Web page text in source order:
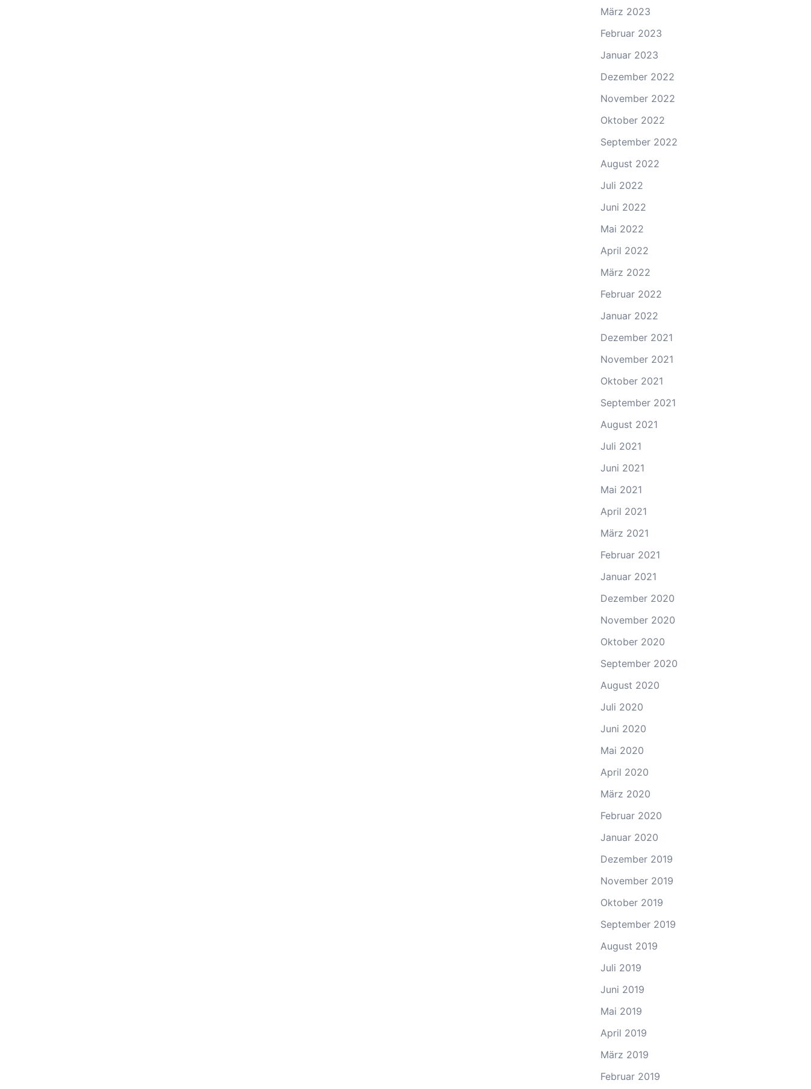
März 2023
Februar 2023
Januar 2023
Dezember 2022
November 2022
Oktober 2022
September 2022
August 2022
Juli 2022
Juni 2022
Mai 2022
April 2022
März 2022
Februar 2022
Januar 2022
Dezember 2021
November 2021
Oktober 2021
September 2021
August 2021
Juli 2021
Juni 2021
Mai 2021
April 2021
März 2021
Februar 2021
Januar 2021
Dezember 2020
November 2020
Oktober 2020
September 2020
August 2020
Juli 2020
Juni 2020
Mai 2020
April 2020
März 2020
Februar 2020
Januar 2020
Dezember 2019
November 2019
Oktober 2019
September 2019
August 2019
Juli 2019
Juni 2019
Mai 2019
April 2019
März 2019
Februar 2019